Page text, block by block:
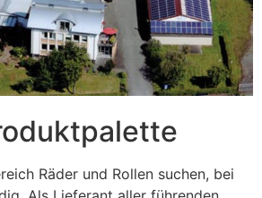
Räder und Rollen suchen, bei